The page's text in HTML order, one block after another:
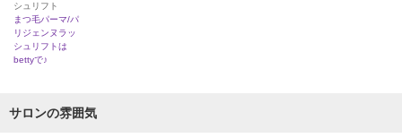
シュリフト
まつ毛パーマ/パ
リジェンヌラッ
シュリフトは
bettyで♪
サロンの雰囲気